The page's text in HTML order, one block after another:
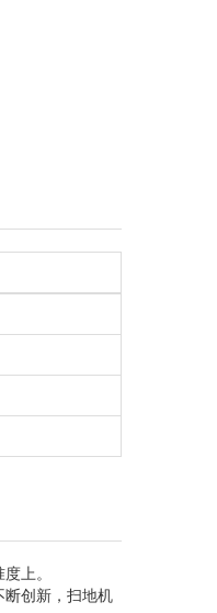
上。
断创新，扫地机